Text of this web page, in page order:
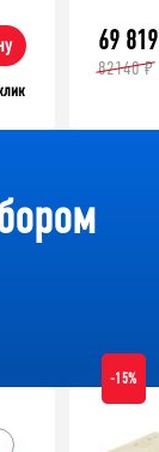
69 819
82140 ₽
-15%